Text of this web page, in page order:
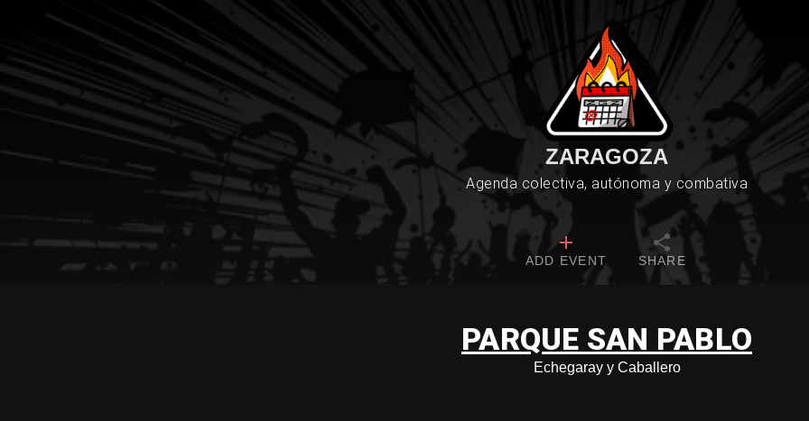
ZARAGOZA
Agenda colectiva, autónoma y combativa
ADD EVENT SHARE
PARQUE SAN PABLO
Echegaray y Caballero